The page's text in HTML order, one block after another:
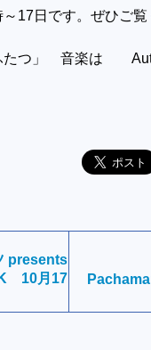
17日です。ぜひご覧
たつ」 音楽は
presents
10月17